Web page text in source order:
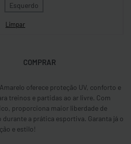
Esquerdo
Limpar
COMPRAR
oferece proteção UV, conforto e
treinos e partidas ao ar livre. Com
proporciona maior liberdade de
a prática esportiva. Garanta já o
e estilo!